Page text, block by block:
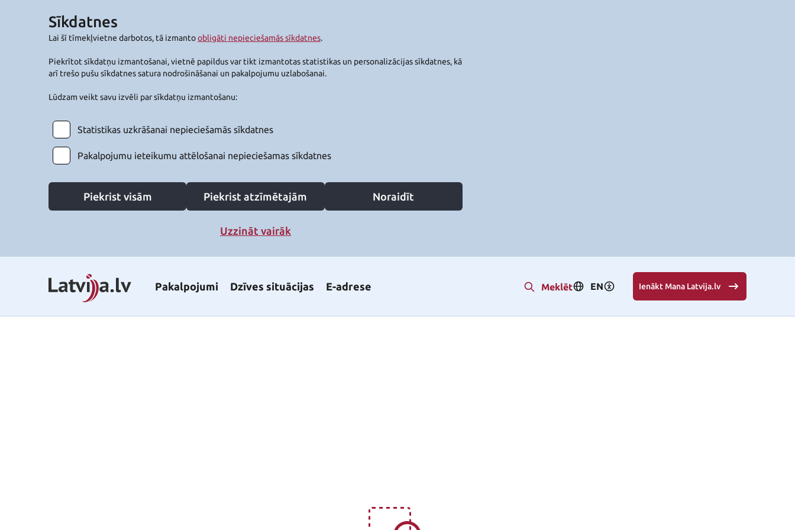
Sīkdatnes
Lai šī tīmekļvietne darbotos, tā izmantoobligāti nepieciešamās sīkdatnes.
Piekrītot sīkdatņu izmantošanai, vietnē papildus var tikt izmantotas statistikas un personalizācijas sīkdatnes, kā
arī trešo pušu sīkdatnes satura nodrošināšanai un pakalpojumu uzlabošanai.
Lūdzam veikt savu izvēli par sīkdatņu izmantošanu:
Statistikas uzkrāšanai nepieciešamās sīkdatnes
Pakalpojumu ieteikumu attēlošanai nepieciešamas sīkdatnes
Piekrist visām Piekrist atzīmētajām Noraidīt
Uzzināt vairāk
Pakalpojumi Dzīves situācijas E-adrese Meklēt EN Ienākt Mana Latvija.lv